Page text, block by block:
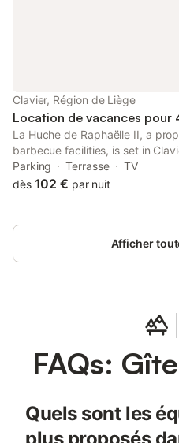
Clavier, Région de Liège
Location de vacances pour
La Huche de Raphaëlle II, a
barbecue facilities, is set in
19 km from Hamoir, as well as
Castle.
Parking Terrasse
TV
dès 102 € par nuit
Afficher
FAQs:
Quels sont les